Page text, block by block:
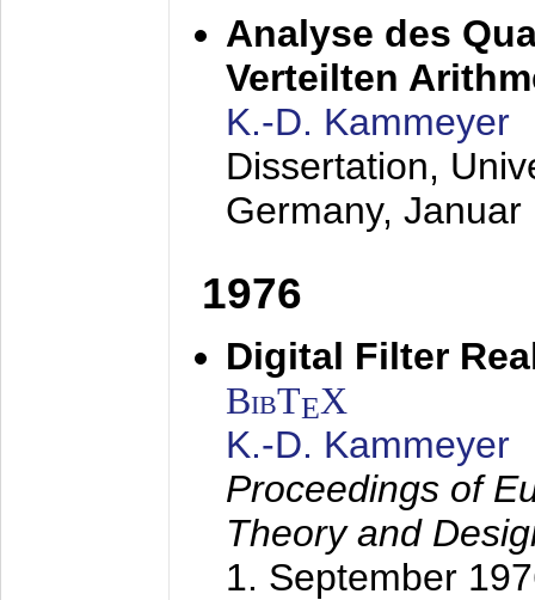
Analyse des
Verteilten
K.-D. Kammeyer
Dissertation,
Germany, Januar
1976
Digital Filter
BibTEX
K.-D. Kammeyer
Proceedings of
Theory and
1. September